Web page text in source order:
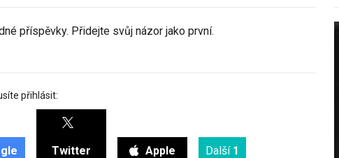
příspěvky. Přidejte svůj názor jako první.
přihlásit:
Twitter Apple Další 1